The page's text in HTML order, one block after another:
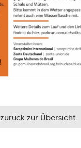
zurück zur Übersicht